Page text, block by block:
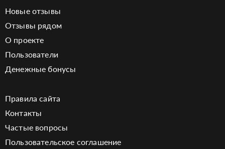
Новые отзывы
Отзывы рядом
О проекте
Пользователи
Денежные бонусы
Правила сайта
Контакты
Частые вопросы
Пользовательское соглашение